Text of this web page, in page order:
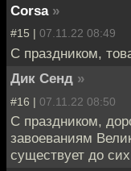
Corsa »
#15 | 07.11.22 08:49
С праздником,
Дик Сенд »
#16 | 07.11.22 08:50
С праздником,
завоеваниям
существует до